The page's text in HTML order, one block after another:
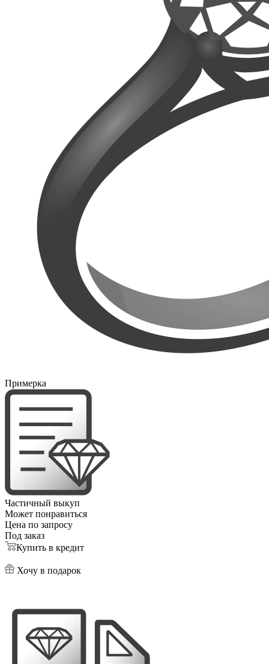
Примерка
Частичный выкуп
Может понравиться
Цена по запросу
Под заказ
Купить в кредит
Хочу в подарок